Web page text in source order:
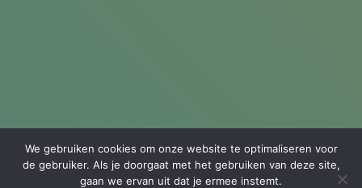
We gebruiken cookies om onze website te optimaliseren voor
de gebruiker. Als je doorgaat met het gebruiken van deze site,
gaan we ervan uit dat je ermee instemt.